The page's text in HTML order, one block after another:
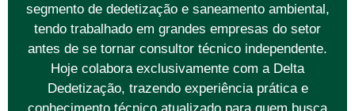
segmento de dedetização e saneamento ambiental,
tendo trabalhado em grandes empresas do setor
antes de se tornar consultor técnico independente.
Hoje colabora exclusivamente com a Delta
Dedetização, trazendo experiência prática e